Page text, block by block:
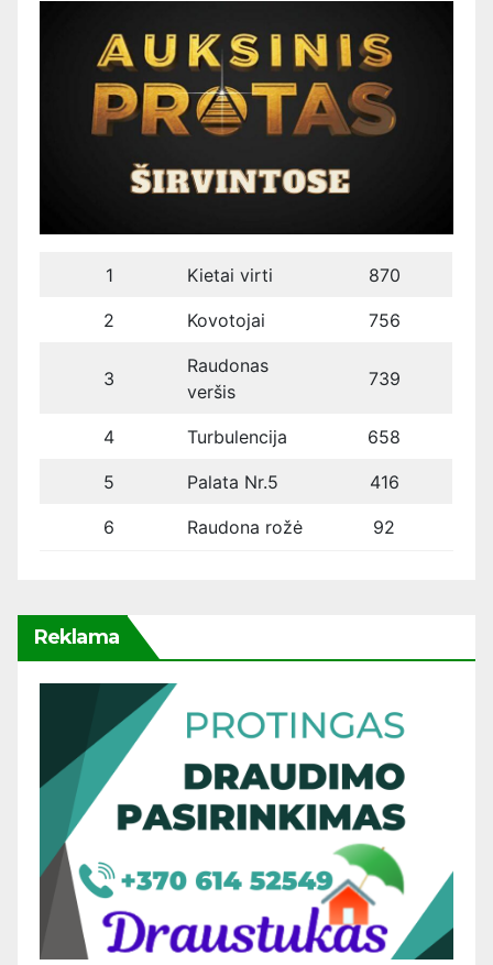
1 Kietai virti 870
2 Kovotojai 756
3
Raudonas
veršis
739
4 Turbulencija 658
5 Palata Nr.5 416
6 Raudona rožė 92
Reklama